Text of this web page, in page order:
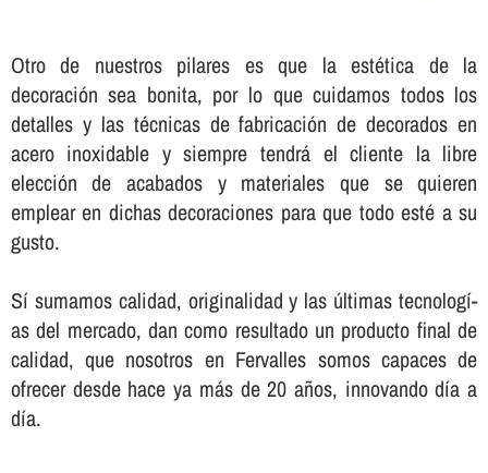
Otro de nuestros pilares es que la estética de la
decoración sea bonita, por lo que cuidamos todos los
detalles y las técnicas de fabricación de decorados en
acero inoxidable y siempre tendrá el cliente la libre
elección de acabados y materiales que se quieren
emplear en dichas decoraciones para que todo esté a su
gusto.
Sí­ sumamos calidad, originalidad y las últimas tecnologí­
as del mercado, dan como resultado un producto final de
calidad, que nosotros en Fervalles somos capaces de
ofrecer desde hace ya más de 20 años, innovando dí­a a
dí­a.